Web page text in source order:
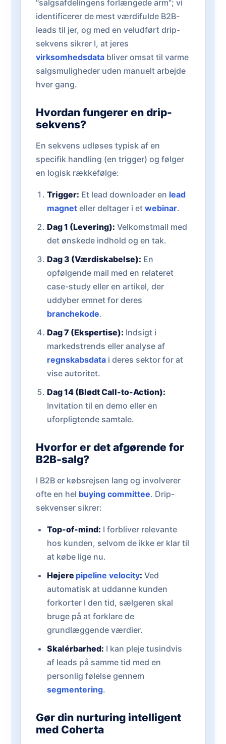
"salgsafdelingens forlængede arm"; vi
identificerer de mest værdifulde B2B-
leads til jer, og med en veludført drip-
sekvens sikrer I, at jeres
virksomhedsdata bliver omsat til varme
salgsmuligheder uden manuelt arbejde
hver gang.
Hvordan fungerer en drip-
sekvens?
En sekvens udløses typisk af en
specifik handling (en trigger) og følger
en logisk rækkefølge:
Trigger: Et lead downloader en lead
magneteller deltager i et webinar.
Dag 1 (Levering): Velkomstmail med
det ønskede indhold og en tak.
Dag 3 (Værdiskabelse): En
opfølgende mail med en relateret
case-study eller en artikel, der
uddyber emnet for deres
branchekode.
Dag 7 (Ekspertise): Indsigt i
markedstrends eller analyse af
regnskabsdatai deres sektor for at
vise autoritet.
Dag 14 (Blødt Call-to-Action):
Invitation til en demo eller en
uforpligtende samtale.
Hvorfor er det afgørende for
B2B-salg?
I B2B er købsrejsen lang og involverer
ofte en hel buying committee. Drip-
sekvenser sikrer:
Top-of-mind: I forbliver relevante
hos kunden, selvom de ikke er klar til
at købe lige nu.
Højere pipeline velocity: Ved
automatisk at uddanne kunden
forkorter I den tid, sælgeren skal
bruge på at forklare de
grundlæggende værdier.
Skalérbarhed: I kan pleje tusindvis
af leads på samme tid med en
personlig følelse gennem
segmentering.
Gør din nurturing intelligent
med Coherta